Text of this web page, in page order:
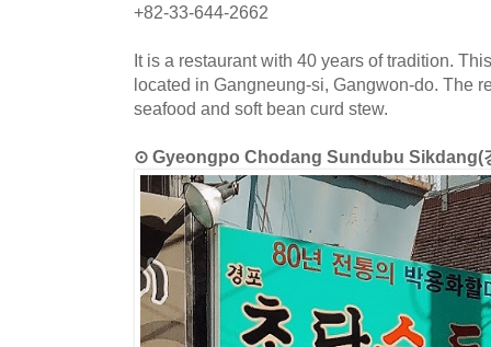
+82-33-644-2662
It is a restaurant with 40 years of tradition.
located in Gangneung-si, Gangwon-do. The
seafood and soft bean curd stew.
⊙ Gyeongpo Chodang Sundubu Sikdang(